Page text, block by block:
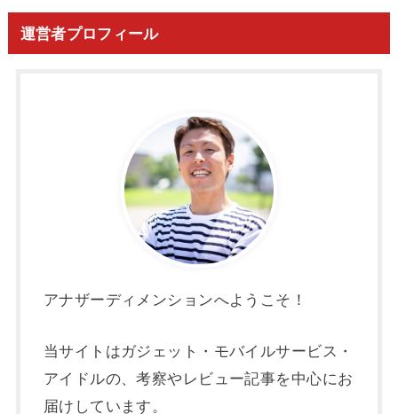
運営者プロフィール
アナザーディメンションへようこそ！
当サイトはガジェット・モバイルサービス・
アイドルの、考察やレビュー記事を中心にお
届けしています。